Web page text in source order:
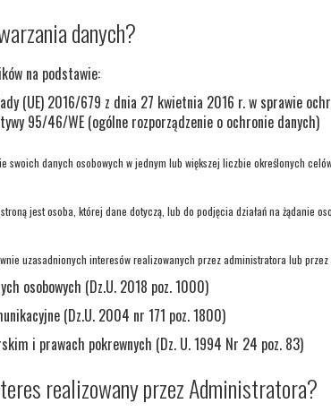
danych?
na podstawie:
(UE) 2016/679 z dnia 27 kwietnia 2016 r. w sprawie
95/46/WE (ogólne rozporządzenie o ochronie danych)
swoich danych osobowych w jednym lub większej liczbie określonych
jest osoba, której dane dotyczą, lub do podjęcia działań na żądanie
uzasadnionych interesów realizowanych przez administratora lub
osobowych (Dz.U. 2018 poz. 1000)
(Dz.U. 2004 nr 171 poz. 1800)
i prawach pokrewnych (Dz. U. 1994 Nr 24 poz. 83)
realizowany przez Administratora?